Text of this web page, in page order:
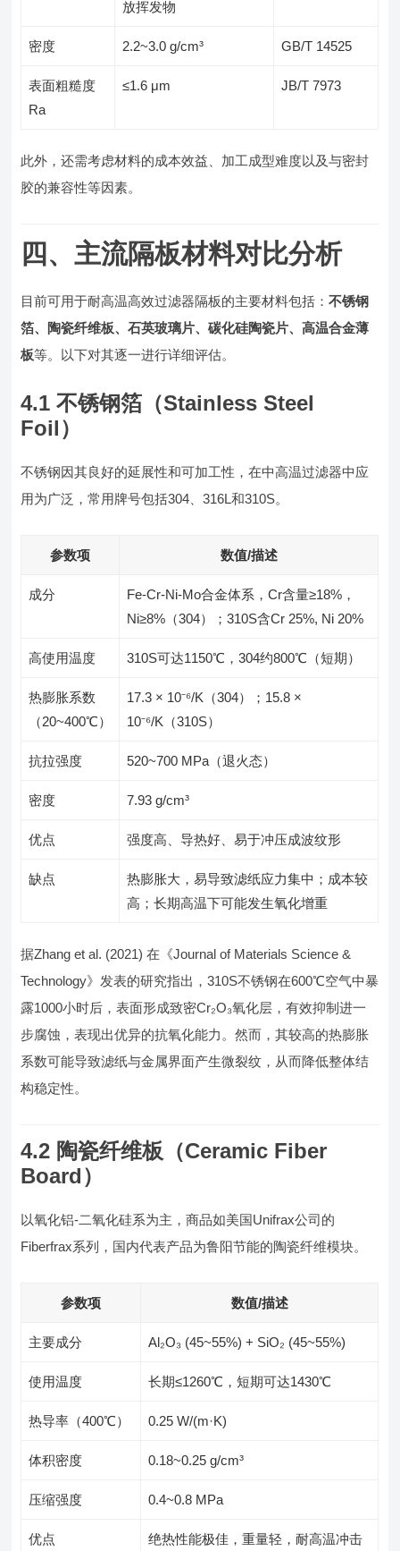
放挥发物
密度 2.2~3.0 g/cm³ GB/T 14525
表面粗糙度
Ra
≤1.6 μm JB/T 7973
此外，还需考虑材料的成本效益、加工成型难度以及与密封
胶的兼容性等因素。
四、主流隔板材料对比分析
目前可用于耐高温高效过滤器隔板的主要材料包括：不锈钢
箔、陶瓷纤维板、石英玻璃片、碳化硅陶瓷片、高温合金薄
板等。以下对其逐一进行详细评估。
4.1 不锈钢箔（Stainless Steel
Foil）
不锈钢因其良好的延展性和可加工性，在中高温过滤器中应
用为广泛，常用牌号包括304、316L和310S。
参数项 数值/描述
成分
Fe-Cr-Ni-Mo合金体系，Cr含量≥18%，
Ni≥8%（304）；310S含Cr 25%, Ni 20%
高使用温度 310S可达1150℃，304约800℃（短期）
热膨胀系数
（20~400℃）
17.3 × 10⁻⁶/K（304）；15.8 ×
10⁻⁶/K（310S）
抗拉强度 520~700 MPa（退火态）
密度 7.93 g/cm³
优点 强度高、导热好、易于冲压成波纹形
缺点
热膨胀大，易导致滤纸应力集中；成本较
高；长期高温下可能发生氧化增重
据Zhang et al. (2021) 在《Journal of Materials Science &
Technology》发表的研究指出，310S不锈钢在600℃空气中暴
露1000小时后，表面形成致密Cr₂O₃氧化层，有效抑制进一
步腐蚀，表现出优异的抗氧化能力。然而，其较高的热膨胀
系数可能导致滤纸与金属界面产生微裂纹，从而降低整体结
构稳定性。
4.2 陶瓷纤维板（Ceramic Fiber
Board）
以氧化铝-二氧化硅系为主，商品如美国Unifrax公司的
Fiberfrax系列，国内代表产品为鲁阳节能的陶瓷纤维模块。
参数项 数值/描述
主要成分 Al₂O₃ (45~55%) + SiO₂ (45~55%)
使用温度 长期≤1260℃，短期可达1430℃
热导率（400℃） 0.25 W/(m·K)
体积密度 0.18~0.25 g/cm³
压缩强度 0.4~0.8 MPa
优点 绝热性能极佳，重量轻，耐高温冲击